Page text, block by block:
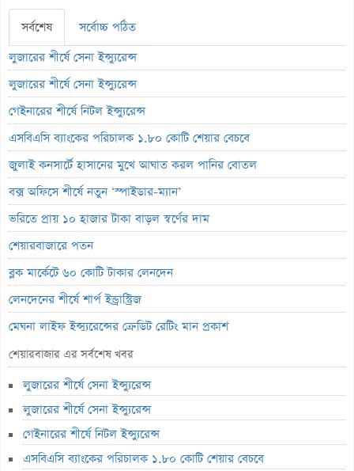
সর্বশেষ
সর্বোচ্চ পঠিত
লুজারের শীর্ষে সেনা ইন্স্যুরেন্স
লুজারের শীর্ষে সেনা ইন্স্যুরেন্স
গেইনারের শীর্ষে নিটল ইন্স্যুরেন্স
এসবিএসি ব্যাংকের পরিচালক ১.৮০ কোটি শেয়ার বেচবে
জুলাই কনসার্টে হাসানের মুখে আঘাত করল পানির বোতল
বক্স অফিসে শীর্ষে নতুন ‘স্পাইডার-ম্যান’
ভরিতে প্রায় ১০ হাজার টাকা বাড়ল স্বর্ণের দাম
শেয়ারবাজারে পতন
ব্লক মার্কেটে ৬০ কোটি টাকার লেনদেন
লেনদেনের শীর্ষে শার্প ইন্ড্রাস্ট্রিজ
মেঘনা লাইফ ইন্স্যুরেন্সের ক্রেডিট রেটিং মান প্রকাশ
ব্যাংক হিসাব জব্দ ও এলসি সংকটে উৎপাদন বন্ধ: এস.আলম কোল্ড রোলড
পর্তুগালে প্রথমবারের মতো ওষুধ রপ্তানি শুরু করল রেনাটা
জিবিবি পাওয়ারের অস্বাভাবিক দর বৃদ্ধি
ন্যাশনাল ফিডের লোকসান বেড়েছে ১০ শতাংশ
লেনদেনে ফিরেছে ইউসিবি
শেয়ারবাজার এর সর্বশেষ খবর
লুজারের শীর্ষে সেনা ইন্স্যুরেন্স
লুজারের শীর্ষে সেনা ইন্স্যুরেন্স
গেইনারের শীর্ষে নিটল ইন্স্যুরেন্স
এসবিএসি ব্যাংকের পরিচালক ১.৮০ কোটি শেয়ার বেচবে